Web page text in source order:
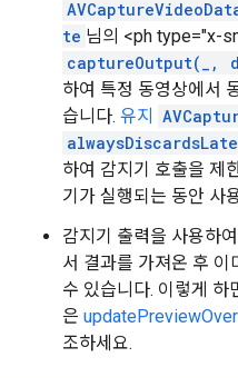
te 님의 <ph type="x-
captureOutput(_,
하여 특정 동영상에서
습니다. 유지
하여 감지기 호출을 제
기가 실행되는 동안 사
감지기 출력을 사용하
서 결과를 가져온 후
수 있습니다. 이렇게 하
은
조하세요.